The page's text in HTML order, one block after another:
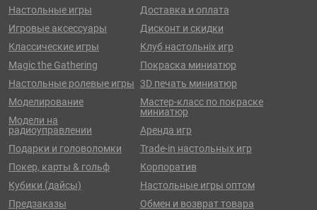
Настольные игры
Игровые аксессуары
Классические игры
Magic the Gathering
Настольные ролевые игры
Моделирование
Модели на
радиоуправлении
Подарки и головоломки
Покер, карты & гольф
Кубики (дайсы)
Предзаказы
Доставка и оплата
Дисконт и скидки
Клуб настольніх игр
Покраска миниатюр
3D печать миниатюр
Мастер-класс по покраске
миниатюр
Аренда игр
Trade-in настольных игр
Корпоратив
Настольные игры оптом
Обмен и возврат товара